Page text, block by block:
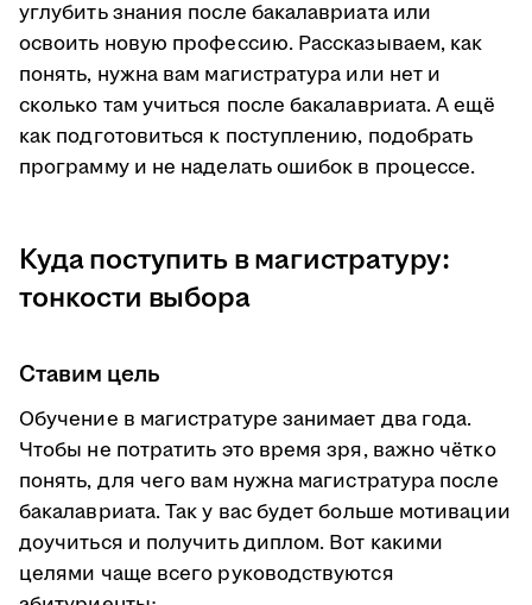
углубить знания после бакалавриата или
освоить новую профессию. Рассказываем, как
понять, нужна вам магистратура или нет и
сколько там учиться после бакалавриата. А ещё
как подготовиться к поступлению, подобрать
программу и не наделать ошибок в процессе.
Куда поступить в магистратуру:
тонкости выбора
Ставим цель
Обучение в магистратуре занимает два года.
Чтобы не потратить это время зря, важно чётко
понять, для чего вам нужна магистратура после
бакалавриата. Так у вас будет больше мотивации
доучиться и получить диплом. Вот какими
целями чаще всего руководствуются